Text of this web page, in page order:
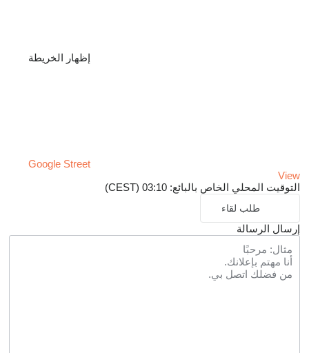
إظهار الخريطة
Google Street
View
التوقيت المحلي الخاص بالبائع: 03:10 (CEST)
طلب لقاء
إرسال الرسالة